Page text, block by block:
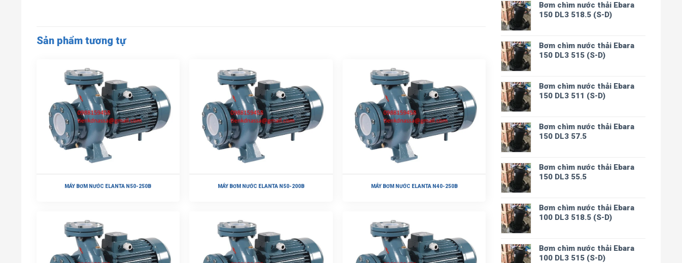
Bơm chìm nước thải Ebara
150 DL3 518.5 (S-D)
Bơm chìm nước thải Ebara
150 DL3 515 (S-D)
Bơm chìm nước thải Ebara
150 DL3 511 (S-D)
Bơm chìm nước thải Ebara
150 DL3 57.5
Bơm chìm nước thải Ebara
150 DL3 55.5
Bơm chìm nước thải Ebara
100 DL3 518.5 (S-D)
Bơm chìm nước thải Ebara
100 DL3 515 (S-D)
Sản phẩm tương tự
MÁY BƠM NƯỚC ELANTA N50-250B MÁY BƠM NƯỚC ELANTA N50-200B MÁY BƠM NƯỚC ELANTA N40-250B